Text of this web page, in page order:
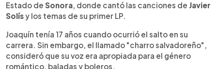
Estado de Sonora, donde cantó las canciones de Javier
Solísy los temas de su primer LP.
Joaquín tenía 17 años cuando ocurrió el salto en su
carrera. Sin embargo, el llamado "charro salvadoreño",
consideró que su voz era apropiada para el género
romántico, baladas y boleros.